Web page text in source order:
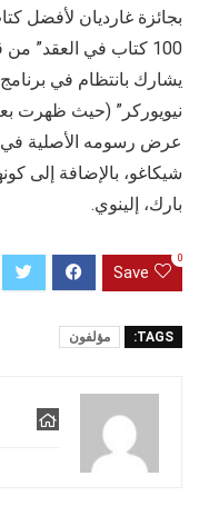
بجائزة غارديان لأفضل
يشارك بانتظام في برنامج
نيويوركر” (حيث ظهرت
عرض رسومه الأصلية في
شيكاغو، بالإضافة إلى
بارك، إلينوي.
Save
0
TAGS: مؤلفون